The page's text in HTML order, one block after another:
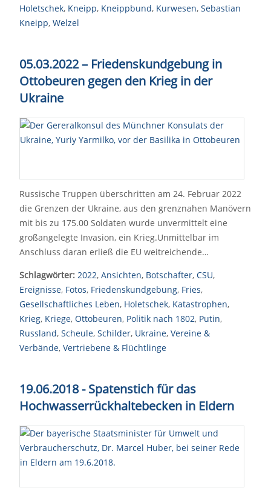
Holetschek, Kneipp, Kneippbund, Kurwesen, Sebastian
Kneipp, Welzel
05.03.2022 – Friedenskundgebung in
Ottobeuren gegen den Krieg in der
Ukraine
Russische Truppen überschritten am 24. Februar 2022
die Grenzen der Ukraine, aus den grenznahen Manövern
mit bis zu 175.00 Soldaten wurde unvermittelt eine
großangelegte Invasion, ein Krieg.Unmittelbar im
Anschluss daran erließ die EU weitreichende…
Schlagwörter: 2022, Ansichten, Botschafter, CSU,
Ereignisse, Fotos, Friedenskundgebung, Fries,
Gesellschaftliches Leben, Holetschek, Katastrophen,
Krieg, Kriege, Ottobeuren, Politik nach 1802, Putin,
Russland, Scheule, Schilder, Ukraine, Vereine &
Verbände, Vertriebene & Flüchtlinge
19.06.2018 - Spatenstich für das
Hochwasserrückhaltebecken in Eldern